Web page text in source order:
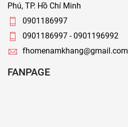
Phú, TP. Hồ Chí Minh
0901186997
0901186997 - 0901196992
fhomenamkhang@gmail.com
FANPAGE